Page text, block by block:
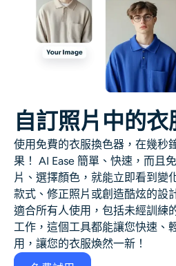
自訂照片中的衣
使用免費的衣服換色器，在幾秒
果！ AI Ease 簡單、快速，而且
片、選擇顏色，就能立即看到變
款式、修正照片或創造酷炫的設
適合所有人使用，包括未經訓練
工作，這個工具都能讓您快速、
用，讓您的衣服煥然一新！